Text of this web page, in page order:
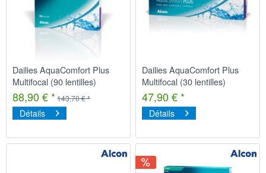
Dailies AquaComfort Plus
Multifocal (90 lentilles)
88,90 € * 143,70 € *
Détails
Dailies AquaComfort Plus
Multifocal (30 lentilles)
47,90 € *
Détails